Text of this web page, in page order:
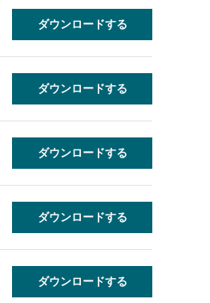
ダウンロードする
ダウンロードする
ダウンロードする
ダウンロードする
ダウンロードする